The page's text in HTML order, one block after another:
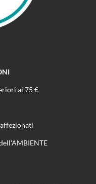
ai 75 €